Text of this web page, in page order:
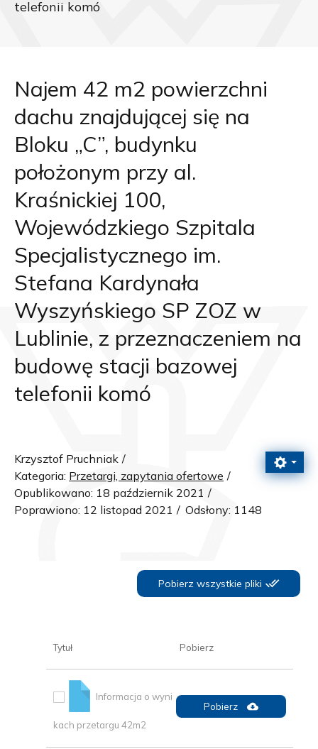
telefonii komó
Najem 42 m2 powierzchni
dachu znajdującej się na
Bloku „C”, budynku
położonym przy al.
Kraśnickiej 100,
Wojewódzkiego Szpitala
Specjalistycznego im.
Stefana Kardynała
Wyszyńskiego SP ZOZ w
Lublinie, z przeznaczeniem na
budowę stacji bazowej
telefonii komó
Krzysztof Pruchniak
Kategoria: Przetargi, zapytania ofertowe
Opublikowano: 18 październik 2021
Poprawiono: 12 listopad 2021
Odsłony: 1148
Pobierz wszystkie pliki
Tytuł Pobierz
Informacja o wyni
kach przetargu 42m2
Pobierz